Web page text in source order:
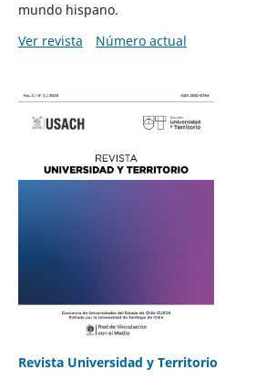
mundo hispano.
Ver revista
Número actual
Revista Universidad y Territorio